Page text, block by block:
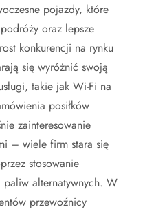
pojazdy, które
oraz lepsze
konkurencji na rynku
się wyróżnić swoją
takie jak Wi-Fi na
posiłków
zainteresowanie
– wiele firm stara się
stosowanie
alternatywnych. W
przewoźnicy